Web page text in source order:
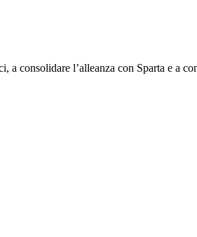
consolidare l’alleanza con Sparta e a